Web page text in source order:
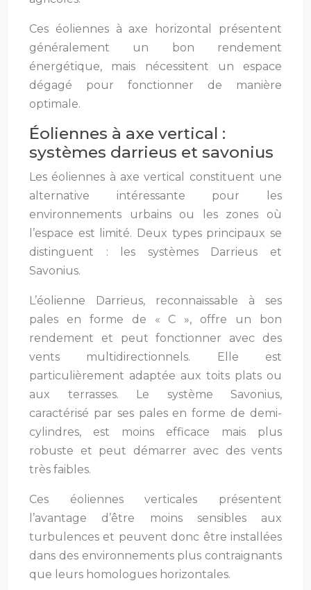
Ces éoliennes à axe horizontal présentent
généralement un bon rendement
énergétique, mais nécessitent un espace
dégagé pour fonctionner de manière
optimale.
Éoliennes à axe vertical :
systèmes darrieus et savonius
Les éoliennes à axe vertical constituent une
alternative intéressante pour les
environnements urbains ou les zones où
l’espace est limité. Deux types principaux se
distinguent : les systèmes Darrieus et
Savonius.
L’éolienne Darrieus, reconnaissable à ses
pales en forme de « C », offre un bon
rendement et peut fonctionner avec des
vents multidirectionnels. Elle est
particulièrement adaptée aux toits plats ou
aux terrasses. Le système Savonius,
caractérisé par ses pales en forme de demi-
cylindres, est moins efficace mais plus
robuste et peut démarrer avec des vents
très faibles.
Ces éoliennes verticales présentent
l’avantage d’être moins sensibles aux
turbulences et peuvent donc être installées
dans des environnements plus contraignants
que leurs homologues horizontales.